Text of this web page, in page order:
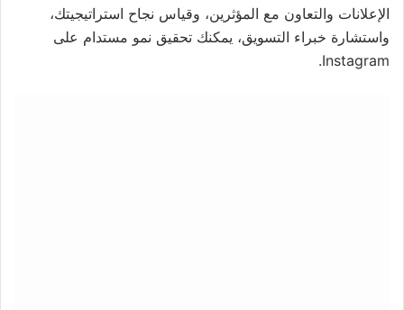
الإعلانات والتعاون مع المؤثرين، وقياس نجاح استراتيجيتك،
واستشارة خبراء التسويق، يمكنك تحقيق نمو مستدام على
Instagram.